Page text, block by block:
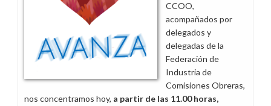
CCOO,
acompañados por
delegados y
delegadas de la
Federación de
Industria de
Comisiones Obreras,
nos concentramos hoy, a partir de las 11.00 horas,